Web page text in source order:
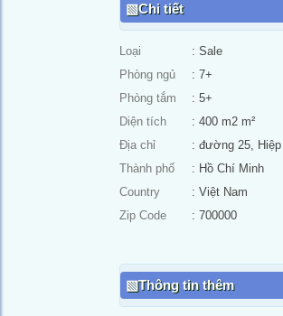
Chi tiết
Loại
: Sale
Phòng ngủ
: 7+
Phòng tắm
: 5+
Diện tích
: 400 m2 m²
Địa chỉ
: đường 25,
Thành phố
: Hồ Chí Minh
Country
: Việt Nam
Zip Code
: 700000
Thông tin thêm